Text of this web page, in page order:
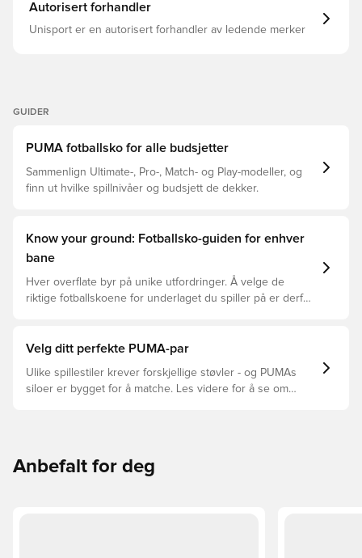
Autorisert forhandler
Unisport er en autorisert forhandler av ledende merker
GUIDER
PUMA fotballsko for alle budsjetter
Sammenlign Ultimate-, Pro-, Match- og Play-modeller, og
finn ut hvilke spillnivåer og budsjett de dekker.
Know your ground: Fotballsko-guiden for enhver
bane
Hver overflate byr på unike utfordringer. Å velge de
riktige fotballskoene for underlaget du spiller på er derfor
fotballsko som er det beste valget for de forskjellige
Velg ditt perfekte PUMA-par
Ulike spillestiler krever forskjellige støvler - og PUMAs
siloer er bygget for å matche. Les videre for å se om
Anbefalt for deg